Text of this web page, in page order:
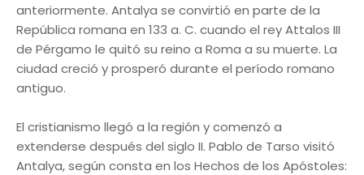
anteriormente. Antalya se convirtió en parte de la
República romana en 133 a. C. cuando el rey Attalos III
de Pérgamo le quitó su reino a Roma a su muerte. La
ciudad creció y prosperó durante el período romano
antiguo.
El cristianismo llegó a la región y comenzó a
extenderse después del siglo II. Pablo de Tarso visitó
Antalya, según consta en los Hechos de los Apóstoles: